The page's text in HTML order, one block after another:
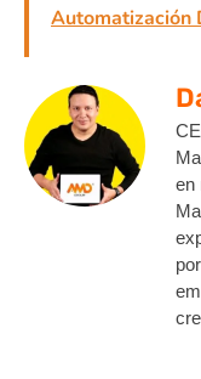
Automatización
en